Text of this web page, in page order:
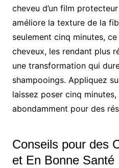
cheveu d’un film
améliore la texture de la
seulement cinq minutes,
cheveux, les rendant plus
une transformation qui
shampooings. Appliquez
laissez poser cinq
abondamment pour des
Conseils pour des
et En Bonne Santé